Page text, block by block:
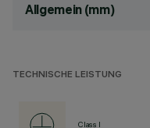
Allgemein (mm)
TECHNISCHE LEISTUNG
Class I